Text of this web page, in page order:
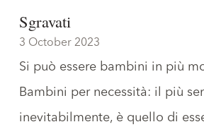
Sgravati
3 October 2023
Si può essere bambini in più
Bambini per necessità: il più
inevitabilmente, è quello di